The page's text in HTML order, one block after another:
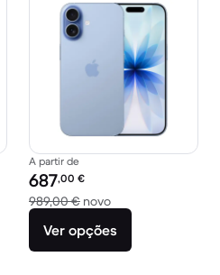
€ novo
A partir de
Preço recondicionado:
687,00 €
989,00 € novoVersus 989,00 €
Ver opções